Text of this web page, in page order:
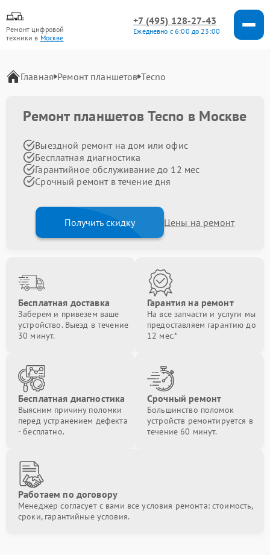
Ремонт цифровой
техники в Москве
+7 (495) 128-27-43
Ежедневно с 6:00 до 23:00
Главная Ремонт планшетов Tecno
Ремонт планшетов Tecno в Москве
Выездной ремонт на дом или офис
Бесплатная диагностика
Гарантийное обслуживание до 12 мес
Срочный ремонт в течение дня
Получить скидку Цены на ремонт
Бесплатная доставка
Заберем и привезем ваше
устройство. Выезд в течение
30 минут.
Гарантия на ремонт
На все запчасти и услуги мы
предоставляем гарантию до
12 мес.*
Бесплатная диагностика
Выясним причину поломки
перед устранением дефекта
- бесплатно.
Срочный ремонт
Большинство поломок
устройств ремонтируется в
течение 60 минут.
Работаем по договору
Менеджер согласует с вами все условия ремонта: стоимость,
сроки, гарантийные условия.